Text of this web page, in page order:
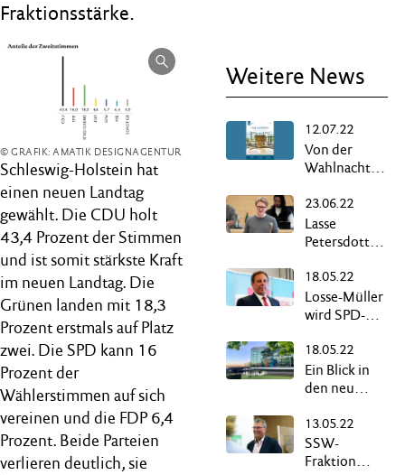
Fraktionsstärke.
© GRAFIK: AMATIK DESIGNAGENTUR
Schleswig-Holstein hat
einen neuen Landtag
gewählt. Die CDU holt
43,4 Prozent der Stimmen
und ist somit stärkste Kraft
im neuen Landtag. Die
Grünen landen mit 18,3
Prozent erstmals auf Platz
zwei. Die SPD kann 16
Prozent der
Wählerstimmen auf sich
vereinen und die FDP 6,4
Prozent. Beide Parteien
verlieren deutlich, sie
Weitere News
12.07.22
Von der
Wahlnacht
schwarz-
grünen
Bündnis
23.06.22
Lasse
Petersdotter
Fraktionschef
der Grünen
18.05.22
Losse-Müller
wird SPD-
18.05.22
Ein Blick in
den neu
Landtag
13.05.22
SSW-
Fraktion